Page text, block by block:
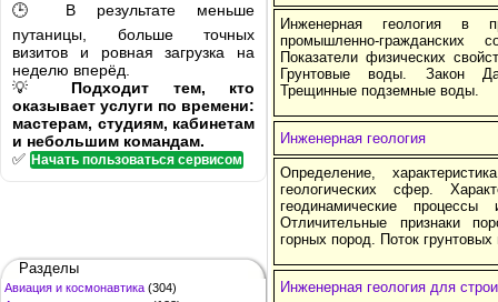
🕒 В результате меньше
путаницы, больше точных
визитов и ровная загрузка на
неделю вперёд.
💡 Подходит тем, кто
оказывает услуги по времени:
мастерам, студиям, кабинетам
и небольшим командам.
✅ Начать пользоваться сервисом
Разделы
Авиация и космонавтика (304)
Инженерная геология в
промышленно-гражданских
Показатели физических
Грунтовые воды. Закон
Трещинные подземные воды.
Инженерная геология
Определение,
геологических сфер.
геодинамические
Отличительные признаки
горных пород. Поток грунтовых
Инженерная геология для